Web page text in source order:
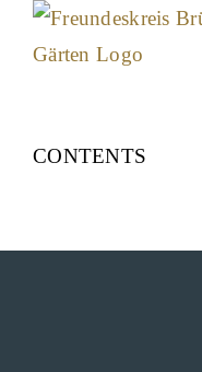
Skip
CONTENTS